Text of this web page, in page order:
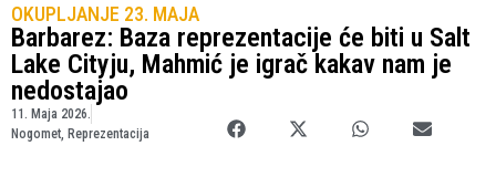
OKUPLJANJE 23. MAJA
Barbarez: Baza reprezentacije će biti u Salt
Lake Cityju, Mahmić je igrač kakav nam je
nedostajao
11. Maja 2026.
Nogomet Reprezentacija